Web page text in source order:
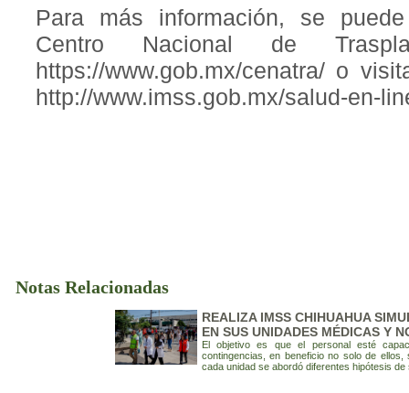
Para más información, se
Centro Nacional de
https://www.gob.mx/cenatra/ o
http://www.imss.gob.mx/salud-en-
Notas Relacionadas
REALIZA IMSS CHIHUAHUA
EN SUS UNIDADES MÉDICAS Y
El objetivo es que el personal esté
contingencias, en beneficio no solo de
cada unidad se abordó diferentes hipótesis de